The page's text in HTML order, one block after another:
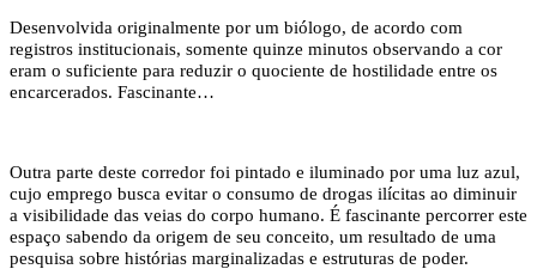
Desenvolvida originalmente por um biólogo, de acordo com
registros institucionais, somente quinze minutos observando a cor
eram o suficiente para reduzir o quociente de hostilidade entre os
encarcerados. Fascinante…
Outra parte deste corredor foi pintado e iluminado por uma luz azul,
cujo emprego busca evitar o consumo de drogas ilícitas ao diminuir
a visibilidade das veias do corpo humano. É fascinante percorrer este
espaço sabendo da origem de seu conceito, um resultado de uma
pesquisa sobre histórias marginalizadas e estruturas de poder.